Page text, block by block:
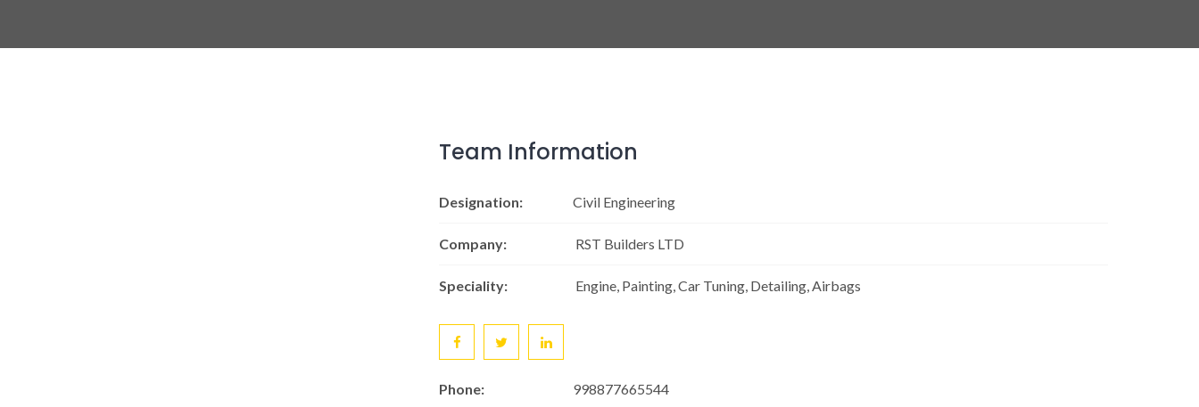
Team Information
Designation: Civil Engineering
Company: RST Builders LTD
Speciality: Engine, Painting, Car Tuning, Detailing, Airbags
Phone: 998877665544